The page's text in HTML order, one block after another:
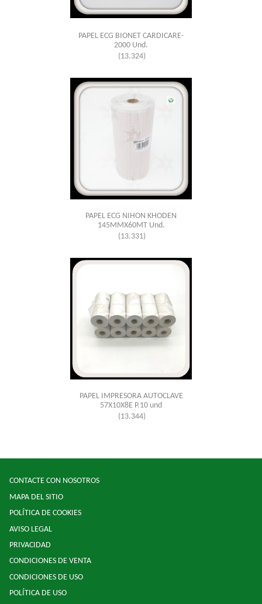
PAPEL ECG BIONET CARDICARE-
2000 Und.
(13.324)
PAPEL ECG NIHON KHODEN
145MMX60MT Und.
(13.331)
PAPEL IMPRESORA AUTOCLAVE
57X10X8E P.10 und
(13.344)
CONTACTE CON NOSOTROS
MAPA DEL SITIO
POLÍTICA DE COOKIES
AVISO LEGAL
PRIVACIDAD
CONDICIONES DE VENTA
CONDICIONES DE USO
POLÍTICA DE USO